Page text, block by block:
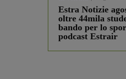
Estra Notizie
oltre 44mila
bando per lo
podcast Estrair